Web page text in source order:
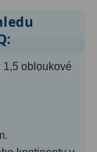
1,5 obloukové